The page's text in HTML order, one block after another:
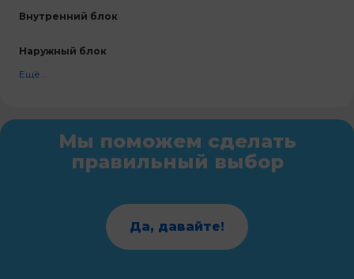
Внутренний блок
Наружный блок
Ещё...
Мы поможем сделать
правильный выбор
Да, давайте!